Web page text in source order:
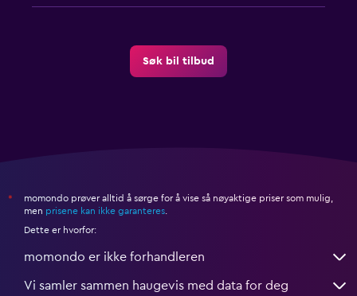
Søk bil tilbud
*
momondo prøver alltid å sørge for å vise så nøyaktige priser som mulig,
men prisene kan ikke garanteres.
Dette er hvorfor:
momondo er ikke forhandleren
Vi samler sammen haugevis med data for deg